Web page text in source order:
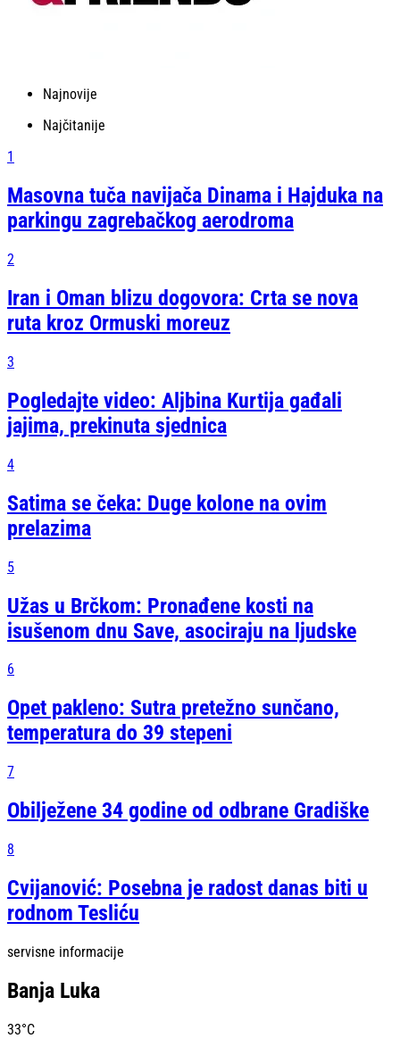
Najnovije
Najčitanije
1
Masovna tuča navijača Dinama i Hajduka na
parkingu zagrebačkog aerodroma
2
Iran i Oman blizu dogovora: Crta se nova
ruta kroz Ormuski moreuz
3
Pogledajte video: Aljbina Kurtija gađali
jajima, prekinuta sjednica
4
Satima se čeka: Duge kolone na ovim
prelazima
5
Užas u Brčkom: Pronađene kosti na
isušenom dnu Save, asociraju na ljudske
6
Opet pakleno: Sutra pretežno sunčano,
temperatura do 39 stepeni
7
Obilježene 34 godine od odbrane Gradiške
8
Cvijanović: Posebna je radost danas biti u
rodnom Tesliću
servisne informacije
Banja Luka
33°C